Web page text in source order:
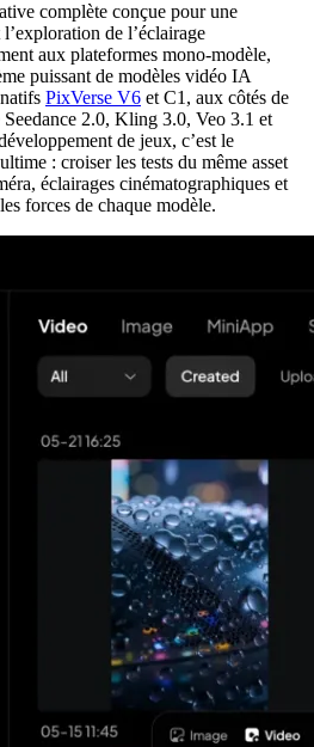
complète conçue pour une
de l’éclairage
aux plateformes mono-modèle,
puissant de modèles vidéo IA
PixVerse V6 et C1, aux côtés de
Seedance 2.0, Kling 3.0, Veo 3.1 et
de jeux, c’est le
: croiser les tests du même asset
éclairages cinématographiques et
forces de chaque modèle.